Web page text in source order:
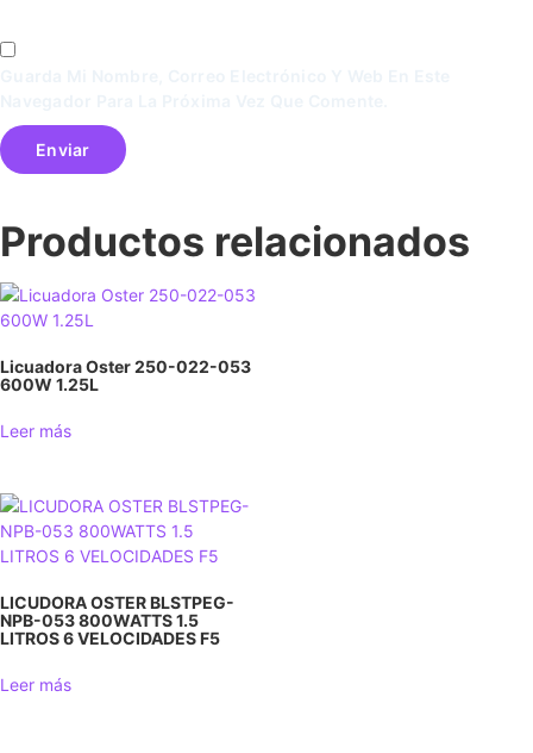
Productos relacionados
Licuadora Oster 250-022-053
600W 1.25L
Leer más
LICUDORA OSTER BLSTPEG-
NPB-053 800WATTS 1.5
LITROS 6 VELOCIDADES F5
Leer más